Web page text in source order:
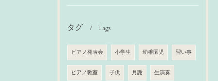
タグ Tags
ピアノ発表会 小学生 幼稚園児 習い事
ピアノ教室 子供 月謝 生演奏